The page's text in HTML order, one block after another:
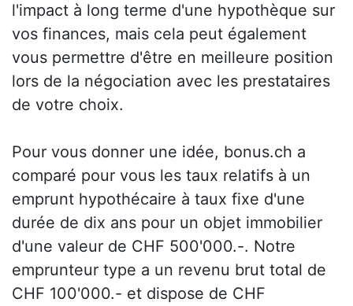
l'impact à long terme d'une hypothèque sur
vos finances, mais cela peut également
vous permettre d'être en meilleure position
lors de la négociation avec les prestataires
de votre choix.
Pour vous donner une idée, bonus.ch a
comparé pour vous les taux relatifs à un
emprunt hypothécaire à taux fixe d'une
durée de dix ans pour un objet immobilier
d'une valeur de CHF 500'000.-. Notre
emprunteur type a un revenu brut total de
CHF 100'000.- et dispose de CHF